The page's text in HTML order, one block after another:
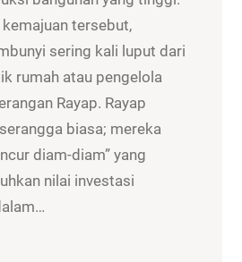
tersebut,
sering kali luput dari
rumah atau pengelola
Rayap. Rayap
biasa; mereka
diam-diam” yang
nilai investasi